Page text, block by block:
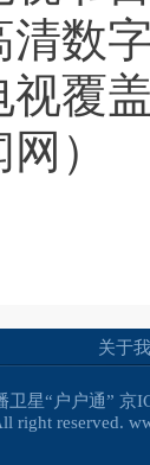
清数
覆
）
关于
卫星“户户通” 京
right reserved.